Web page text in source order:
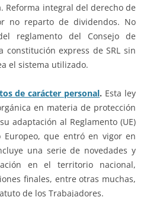
Reforma integral del derecho de
no reparto de dividendos. No
reglamento del Consejo de
constitución express de SRL sin
el sistema utilizado.
de carácter personal. Esta ley
en materia de protección
adaptación al Reglamento (UE)
Europeo, que entró en vigor en
una serie de novedades y
en el territorio nacional,
finales, entre otras muchas,
de los Trabajadores.